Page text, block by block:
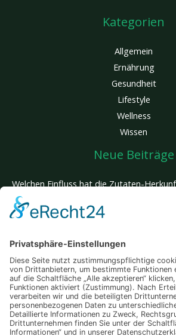
Kategorien
Allgemein
Ernährung
Gesundheit
Lifestyle
Wellness
Wissen
Neue Beiträge
Welchen Einfluss hat die Zutaten-
Glatte Haut, kein Aufwand: Entdecke
Mit jedem Zug stärker: Wie gezieltes
und Herz fordert
Wenn mehrere Traumziele
Reise zum unvergesslichen
Auswärts essen und trotzdem fit
bewussten Lifestyle